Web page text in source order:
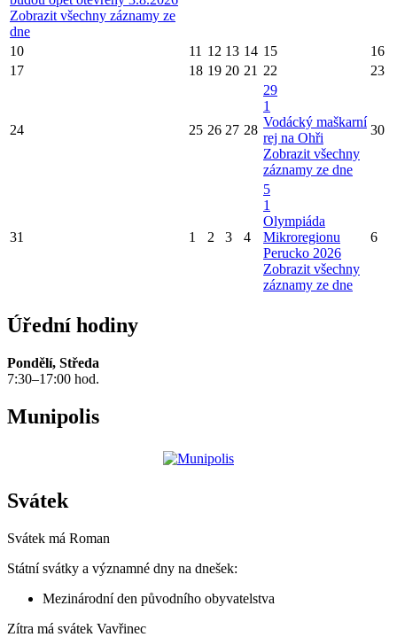
Zobrazit všechny záznamy ze
dne
10
11 12 13 14 15
16
17
18 19 20 21 22 23
24 25 26 27 28
29
1
Vodácký maškarní
rej na Ohři
Zobrazit všechny
záznamy ze dne
30
31 1 2 3 4
5
1
Olympiáda
Mikroregionu
Perucko 2026
Zobrazit všechny
záznamy ze dne
6
Úřední hodiny
Pondělí, Středa
7:30–17:00 hod.
Munipolis
Svátek
Svátek má Roman
Státní svátky a významné dny na dnešek:
Mezinárodní den původního obyvatelstva
Zítra má svátek Vavřinec